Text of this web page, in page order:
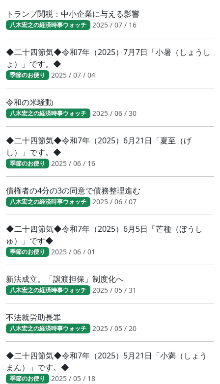
トランプ関税：中小企業に与える影響
八木宏之の経済時事ウォッチ 2025 / 07 / 16
◆二十四節気◆令和7年（2025）7月7日「小暑（しょうし
ょ）」です。◆
季節のお便り 2025 / 07 / 04
令和の米騒動
八木宏之の経済時事ウォッチ 2025 / 06 / 30
◆二十四節気◆令和7年（2025）6月21日「夏至（げ
し）」です。◆
季節のお便り 2025 / 06 / 16
債権者の4分の3の同意で債務整理進む
八木宏之の経済時事ウォッチ 2025 / 06 / 07
◆二十四節気◆令和7年（2025）6月5日「芒種（ぼうし
ゅ）」です◆
季節のお便り 2025 / 06 / 01
新法成立。「譲渡担保」制度化へ
八木宏之の経済時事ウォッチ 2025 / 05 / 31
不法就労助長罪
八木宏之の経済時事ウォッチ 2025 / 05 / 20
◆二十四節気◆令和7年（2025）5月21日「小満（しょう
まん）」です。◆
季節のお便り 2025 / 05 / 18